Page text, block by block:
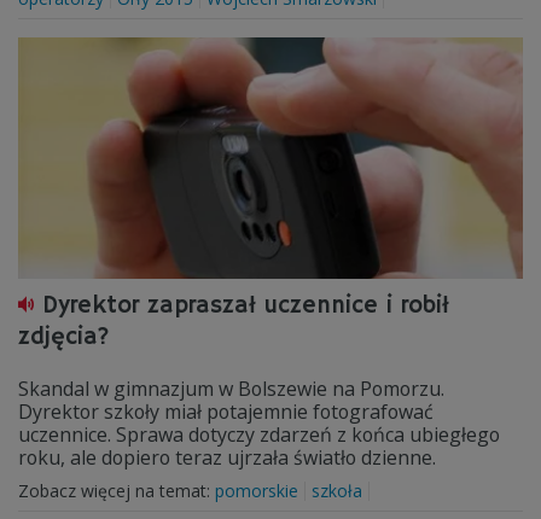
Dyrektor zapraszał uczennice i robił
zdjęcia?
Skandal w gimnazjum w Bolszewie na Pomorzu.
Dyrektor szkoły miał potajemnie fotografować
uczennice. Sprawa dotyczy zdarzeń z końca ubiegłego
roku, ale dopiero teraz ujrzała światło dzienne.
Zobacz więcej na temat: pomorskie szkoła